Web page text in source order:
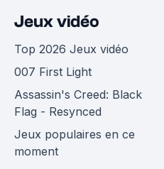
Jeux vidéo
Top 2026 Jeux vidéo
007 First Light
Assassin's Creed: Black
Flag - Resynced
Jeux populaires en ce
moment